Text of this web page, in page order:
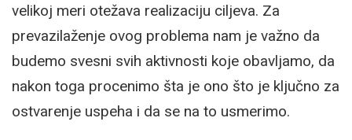
velikoj meri otežava realizaciju ciljeva. Za
prevazilaženje ovog problema nam je važno da
budemo svesni svih aktivnosti koje obavljamo, da
nakon toga procenimo šta je ono što je ključno za
ostvarenje uspeha i da se na to usmerimo.